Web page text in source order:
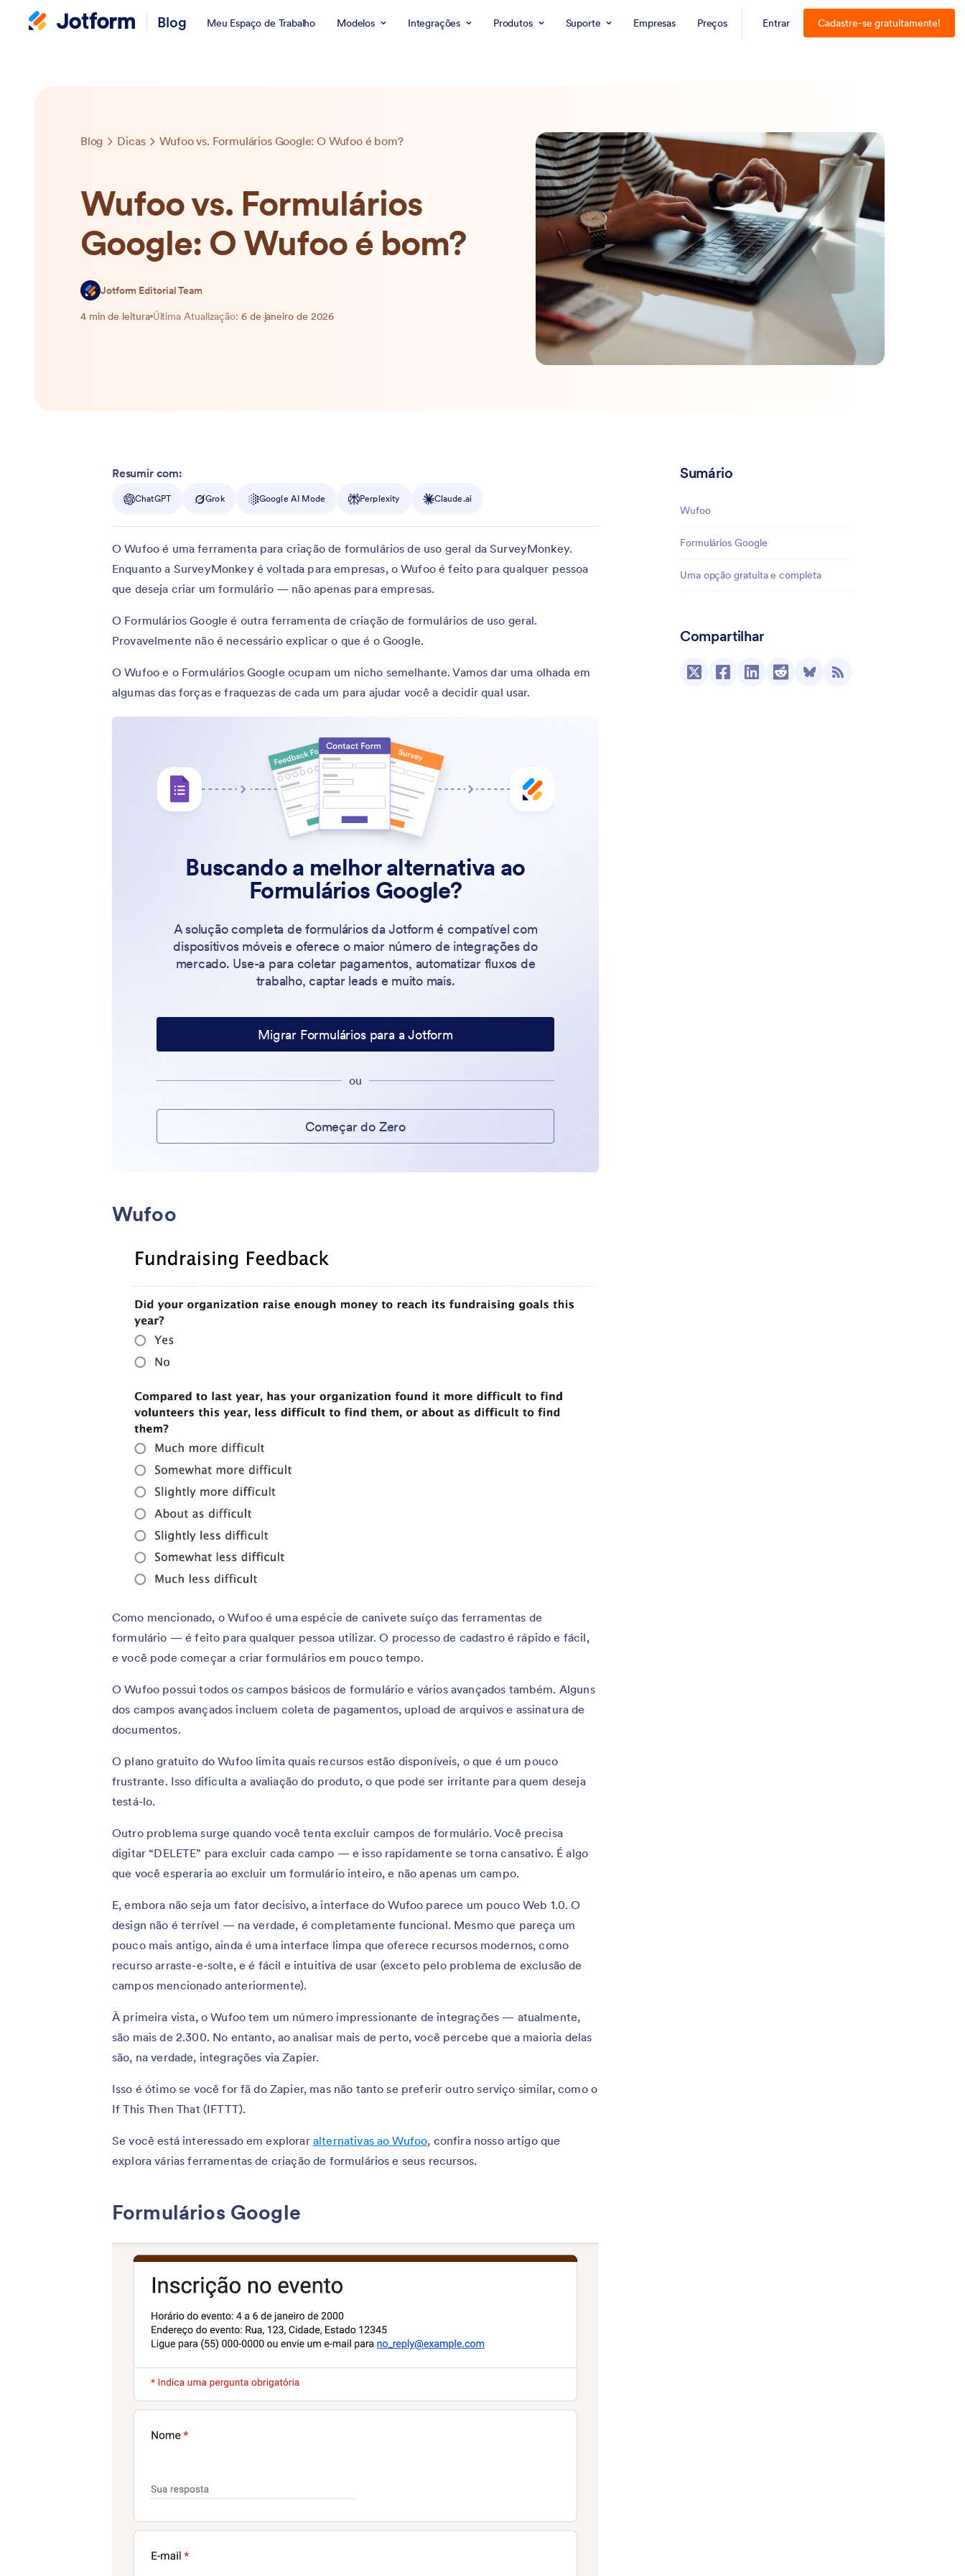
Blog Meu Espaço de Trabalho Modelos Integrações Produtos Suporte Empresas Preços Entrar Cadastre-se gratuitamente!
Blog Dicas Wufoo vs. Formulários Google: O Wufoo é bom?
Wufoo vs. Formulários
Google: O Wufoo é bom?
Jotform Editorial Team
4 min de leitura Última Atualização: 6 de janeiro de 2026
Sumário
Wufoo
Formulários Google
Uma opção gratuita e completa
Compartilhar
Resumir com:
ChatGPT Grok Google AI Mode Perplexity Claude.ai
O Wufoo é uma ferramenta para criação de formulários de uso geral da SurveyMonkey.
Enquanto a SurveyMonkey é voltada para empresas, o Wufoo é feito para qualquer pessoa
que deseja criar um formulário — não apenas para empresas.
O Formulários Google é outra ferramenta de criação de formulários de uso geral.
Provavelmente não é necessário explicar o que é o Google.
O Wufoo e o Formulários Google ocupam um nicho semelhante. Vamos dar uma olhada em
algumas das forças e fraquezas de cada um para ajudar você a decidir qual usar.
Buscando a melhor alternativa ao
Formulários Google?
A solução completa de formulários da Jotform é compatível com
dispositivos móveis e oferece o maior número de integrações do
mercado. Use-a para coletar pagamentos, automatizar fluxos de
trabalho, captar leads e muito mais.
Migrar Formulários para a Jotform
ou
Começar do Zero
Wufoo
Como mencionado, o Wufoo é uma espécie de canivete suíço das ferramentas de
formulário — é feito para qualquer pessoa utilizar. O processo de cadastro é rápido e fácil,
e você pode começar a criar formulários em pouco tempo.
O Wufoo possui todos os campos básicos de formulário e vários avançados também. Alguns
dos campos avançados incluem coleta de pagamentos, upload de arquivos e assinatura de
documentos.
O plano gratuito do Wufoo limita quais recursos estão disponíveis, o que é um pouco
frustrante. Isso dificulta a avaliação do produto, o que pode ser irritante para quem deseja
testá-lo.
Outro problema surge quando você tenta excluir campos de formulário. Você precisa
digitar “DELETE” para excluir cada campo — e isso rapidamente se torna cansativo. É algo
que você esperaria ao excluir um formulário inteiro, e não apenas um campo.
E, embora não seja um fator decisivo, a interface do Wufoo parece um pouco Web 1.0. O
design não é terrível — na verdade, é completamente funcional. Mesmo que pareça um
pouco mais antigo, ainda é uma interface limpa que oferece recursos modernos, como
recurso arraste-e-solte, e é fácil e intuitiva de usar (exceto pelo problema de exclusão de
campos mencionado anteriormente).
À primeira vista, o Wufoo tem um número impressionante de integrações — atualmente,
são mais de 2.300. No entanto, ao analisar mais de perto, você percebe que a maioria delas
são, na verdade, integrações via Zapier.
Isso é ótimo se você for fã do Zapier, mas não tanto se preferir outro serviço similar, como o
If This Then That (IFTTT).
Se você está interessado em explorar alternativas ao Wufoo, confira nosso artigo que
explora várias ferramentas de criação de formulários e seus recursos.
Formulários Google